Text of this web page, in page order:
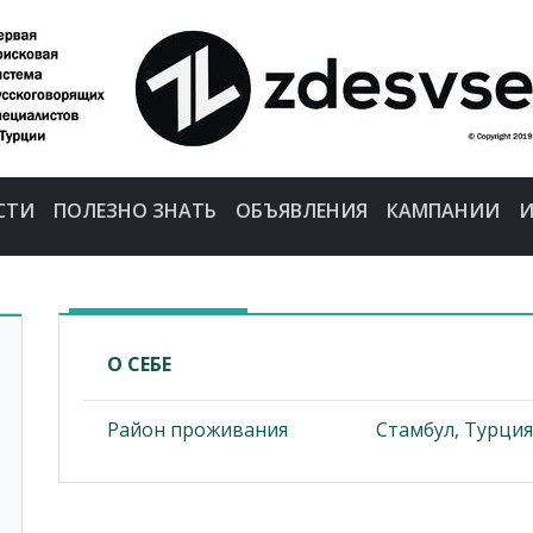
ПОЛЕЗНО ЗНАТЬ ОБЪЯВЛЕНИЯ КАМПАНИИ
О СЕБЕ
Район проживания Стамбул, Турция